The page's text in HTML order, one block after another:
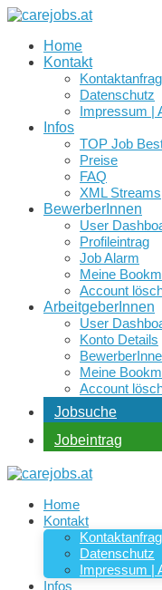
Home
Kontakt
Datenschutz
Impressum |
Infos
TOP Job
Preise
FAQ
XML Streams
BewerberInnen
User
Profileintrag
Job Alarm
Meine
Account
ArbeitgeberInnen
User
Konto Details
Meine
Account
Jobsuche
Jobeintrag
Home
Kontakt
Datenschutz
Impressum |
Infos